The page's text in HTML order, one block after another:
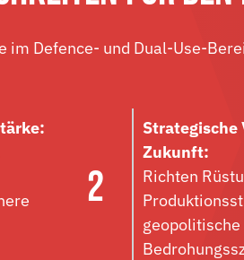
im Defence- und Dual-Use-
Strategische
Zukunft:
Richten